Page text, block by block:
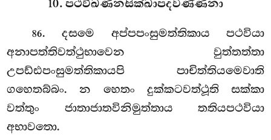
10. පථවීඛණනසික්ඛාපදවණ්ණනා
86. දසමෙ අප්පපංසුමත්තිකාය පථවියා
අනාපත්තිවත්ථුභාවෙන වුත්තත්තා
උපඩ්ඪපංසුමත්තිකායපි පාචිත්තියමෙවාති
ගහෙතබ්බං. න හෙතං දුක්කටවත්ථූති සක්කා
වත්තුං ජාතාජාතවිනිමුත්තාය තතියපථවියා
අභාවතො.